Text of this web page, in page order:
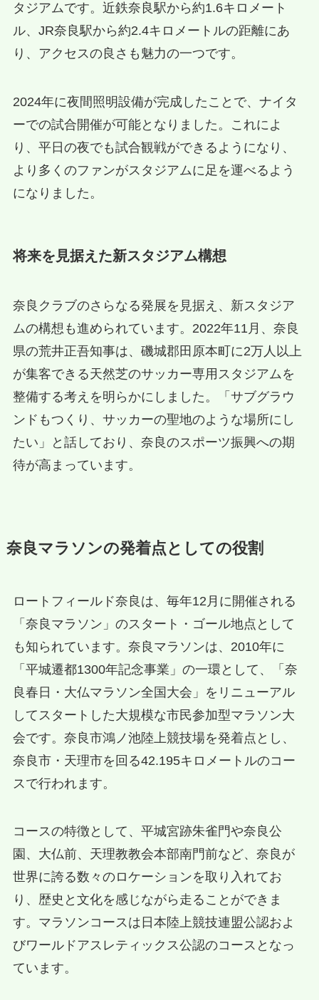
タジアムです。近鉄奈良駅から約1.6キロメート
ル、JR奈良駅から約2.4キロメートルの距離にあ
り、アクセスの良さも魅力の一つです。
2024年に夜間照明設備が完成したことで、ナイタ
ーでの試合開催が可能となりました。これによ
り、平日の夜でも試合観戦ができるようになり、
より多くのファンがスタジアムに足を運べるよう
になりました。
将来を見据えた新スタジアム構想
奈良クラブのさらなる発展を見据え、新スタジア
ムの構想も進められています。2022年11月、奈良
県の荒井正吾知事は、磯城郡田原本町に2万人以上
が集客できる天然芝のサッカー専用スタジアムを
整備する考えを明らかにしました。「サブグラウ
ンドもつくり、サッカーの聖地のような場所にし
たい」と話しており、奈良のスポーツ振興への期
待が高まっています。
奈良マラソンの発着点としての役割
ロートフィールド奈良は、毎年12月に開催される
「奈良マラソン」のスタート・ゴール地点として
も知られています。奈良マラソンは、2010年に
「平城遷都1300年記念事業」の一環として、「奈
良春日・大仏マラソン全国大会」をリニューアル
してスタートした大規模な市民参加型マラソン大
会です。奈良市鴻ノ池陸上競技場を発着点とし、
奈良市・天理市を回る42.195キロメートルのコー
スで行われます。
コースの特徴として、平城宮跡朱雀門や奈良公
園、大仏前、天理教教会本部南門前など、奈良が
世界に誇る数々のロケーションを取り入れてお
り、歴史と文化を感じながら走ることができま
す。マラソンコースは日本陸上競技連盟公認およ
びワールドアスレティックス公認のコースとなっ
ています。